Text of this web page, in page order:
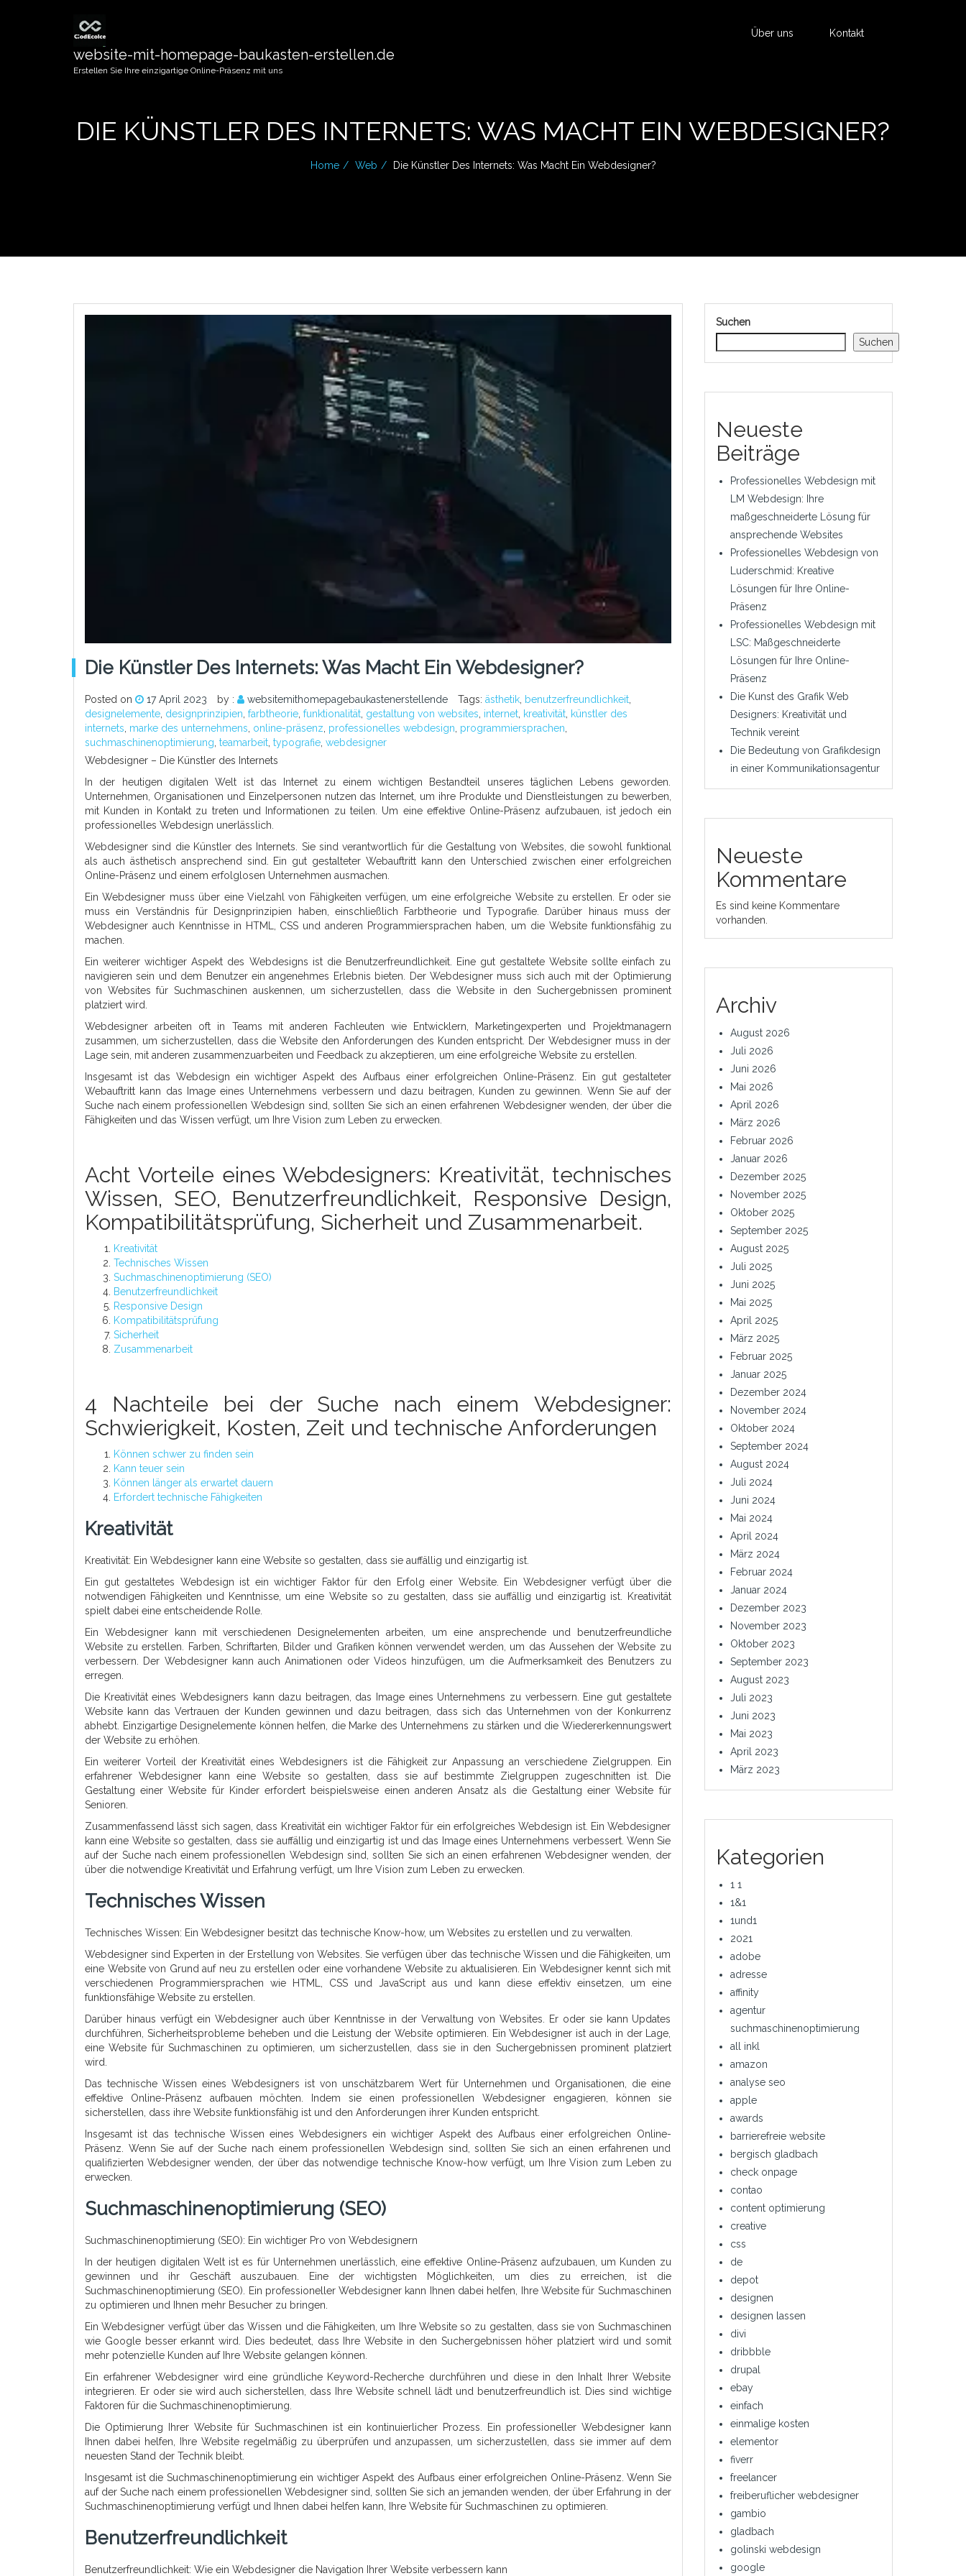
website-mit-homepage-baukasten-erstellen.de
Erstellen Sie Ihre einzigartige Online-Präsenz mit uns
Über uns Kontakt
DIE KÜNSTLER DES INTERNETS: WAS MACHT EIN WEBDESIGNER?
Home Web Die Künstler Des Internets: Was Macht Ein Webdesigner?
Die Künstler Des Internets: Was Macht Ein Webdesigner?
Posted on 17 April 2023 by : websitemithomepagebaukastenerstellende Tags: ästhetik benutzerfreundlichkeit
designelemente designprinzipien farbtheorie funktionalität gestaltung von websites internet kreativität künstler des
internets marke des unternehmens online-präsenz professionelles webdesign programmiersprachen
suchmaschinenoptimierung teamarbeit typografie webdesigner
Webdesigner – Die Künstler des Internets
In der heutigen digitalen Welt ist das Internet zu einem wichtigen Bestandteil unseres täglichen Lebens geworden.
Unternehmen, Organisationen und Einzelpersonen nutzen das Internet, um ihre Produkte und Dienstleistungen zu bewerben,
mit Kunden in Kontakt zu treten und Informationen zu teilen. Um eine effektive Online-Präsenz aufzubauen, ist jedoch ein
professionelles Webdesign unerlässlich.
Webdesigner sind die Künstler des Internets. Sie sind verantwortlich für die Gestaltung von Websites, die sowohl funktional
als auch ästhetisch ansprechend sind. Ein gut gestalteter Webauftritt kann den Unterschied zwischen einer erfolgreichen
Online-Präsenz und einem erfolglosen Unternehmen ausmachen.
Ein Webdesigner muss über eine Vielzahl von Fähigkeiten verfügen, um eine erfolgreiche Website zu erstellen. Er oder sie
muss ein Verständnis für Designprinzipien haben, einschließlich Farbtheorie und Typografie. Darüber hinaus muss der
Webdesigner auch Kenntnisse in HTML, CSS und anderen Programmiersprachen haben, um die Website funktionsfähig zu
machen.
Ein weiterer wichtiger Aspekt des Webdesigns ist die Benutzerfreundlichkeit. Eine gut gestaltete Website sollte einfach zu
navigieren sein und dem Benutzer ein angenehmes Erlebnis bieten. Der Webdesigner muss sich auch mit der Optimierung
von Websites für Suchmaschinen auskennen, um sicherzustellen, dass die Website in den Suchergebnissen prominent
platziert wird.
Webdesigner arbeiten oft in Teams mit anderen Fachleuten wie Entwicklern, Marketingexperten und Projektmanagern
zusammen, um sicherzustellen, dass die Website den Anforderungen des Kunden entspricht. Der Webdesigner muss in der
Lage sein, mit anderen zusammenzuarbeiten und Feedback zu akzeptieren, um eine erfolgreiche Website zu erstellen.
Insgesamt ist das Webdesign ein wichtiger Aspekt des Aufbaus einer erfolgreichen Online-Präsenz. Ein gut gestalteter
Webauftritt kann das Image eines Unternehmens verbessern und dazu beitragen, Kunden zu gewinnen. Wenn Sie auf der
Suche nach einem professionellen Webdesign sind, sollten Sie sich an einen erfahrenen Webdesigner wenden, der über die
Fähigkeiten und das Wissen verfügt, um Ihre Vision zum Leben zu erwecken.
Acht Vorteile eines Webdesigners: Kreativität, technisches
Wissen, SEO, Benutzerfreundlichkeit, Responsive Design,
Kompatibilitätsprüfung, Sicherheit und Zusammenarbeit.
Kreativität
Technisches Wissen
Suchmaschinenoptimierung (SEO)
Benutzerfreundlichkeit
Responsive Design
Kompatibilitätsprüfung
Sicherheit
Zusammenarbeit
4 Nachteile bei der Suche nach einem Webdesigner:
Schwierigkeit, Kosten, Zeit und technische Anforderungen
Können schwer zu finden sein
Kann teuer sein
Können länger als erwartet dauern
Erfordert technische Fähigkeiten
Kreativität
Kreativität: Ein Webdesigner kann eine Website so gestalten, dass sie auffällig und einzigartig ist.
Ein gut gestaltetes Webdesign ist ein wichtiger Faktor für den Erfolg einer Website. Ein Webdesigner verfügt über die
notwendigen Fähigkeiten und Kenntnisse, um eine Website so zu gestalten, dass sie auffällig und einzigartig ist. Kreativität
spielt dabei eine entscheidende Rolle.
Ein Webdesigner kann mit verschiedenen Designelementen arbeiten, um eine ansprechende und benutzerfreundliche
Website zu erstellen. Farben, Schriftarten, Bilder und Grafiken können verwendet werden, um das Aussehen der Website zu
verbessern. Der Webdesigner kann auch Animationen oder Videos hinzufügen, um die Aufmerksamkeit des Benutzers zu
erregen.
Die Kreativität eines Webdesigners kann dazu beitragen, das Image eines Unternehmens zu verbessern. Eine gut gestaltete
Website kann das Vertrauen der Kunden gewinnen und dazu beitragen, dass sich das Unternehmen von der Konkurrenz
abhebt. Einzigartige Designelemente können helfen, die Marke des Unternehmens zu stärken und die Wiedererkennungswert
der Website zu erhöhen.
Ein weiterer Vorteil der Kreativität eines Webdesigners ist die Fähigkeit zur Anpassung an verschiedene Zielgruppen. Ein
erfahrener Webdesigner kann eine Website so gestalten, dass sie auf bestimmte Zielgruppen zugeschnitten ist. Die
Gestaltung einer Website für Kinder erfordert beispielsweise einen anderen Ansatz als die Gestaltung einer Website für
Senioren.
Zusammenfassend lässt sich sagen, dass Kreativität ein wichtiger Faktor für ein erfolgreiches Webdesign ist. Ein Webdesigner
kann eine Website so gestalten, dass sie auffällig und einzigartig ist und das Image eines Unternehmens verbessert. Wenn Sie
auf der Suche nach einem professionellen Webdesign sind, sollten Sie sich an einen erfahrenen Webdesigner wenden, der
über die notwendige Kreativität und Erfahrung verfügt, um Ihre Vision zum Leben zu erwecken.
Technisches Wissen
Technisches Wissen: Ein Webdesigner besitzt das technische Know-how, um Websites zu erstellen und zu verwalten.
Webdesigner sind Experten in der Erstellung von Websites. Sie verfügen über das technische Wissen und die Fähigkeiten, um
eine Website von Grund auf neu zu erstellen oder eine vorhandene Website zu aktualisieren. Ein Webdesigner kennt sich mit
verschiedenen Programmiersprachen wie HTML, CSS und JavaScript aus und kann diese effektiv einsetzen, um eine
funktionsfähige Website zu erstellen.
Darüber hinaus verfügt ein Webdesigner auch über Kenntnisse in der Verwaltung von Websites. Er oder sie kann Updates
durchführen, Sicherheitsprobleme beheben und die Leistung der Website optimieren. Ein Webdesigner ist auch in der Lage,
eine Website für Suchmaschinen zu optimieren, um sicherzustellen, dass sie in den Suchergebnissen prominent platziert
wird.
Das technische Wissen eines Webdesigners ist von unschätzbarem Wert für Unternehmen und Organisationen, die eine
effektive Online-Präsenz aufbauen möchten. Indem sie einen professionellen Webdesigner engagieren, können sie
sicherstellen, dass ihre Website funktionsfähig ist und den Anforderungen ihrer Kunden entspricht.
Insgesamt ist das technische Wissen eines Webdesigners ein wichtiger Aspekt des Aufbaus einer erfolgreichen Online-
Präsenz. Wenn Sie auf der Suche nach einem professionellen Webdesign sind, sollten Sie sich an einen erfahrenen und
qualifizierten Webdesigner wenden, der über das notwendige technische Know-how verfügt, um Ihre Vision zum Leben zu
erwecken.
Suchmaschinenoptimierung (SEO)
Suchmaschinenoptimierung (SEO): Ein wichtiger Pro von Webdesignern
In der heutigen digitalen Welt ist es für Unternehmen unerlässlich, eine effektive Online-Präsenz aufzubauen, um Kunden zu
gewinnen und ihr Geschäft auszubauen. Eine der wichtigsten Möglichkeiten, um dies zu erreichen, ist die
Suchmaschinenoptimierung (SEO). Ein professioneller Webdesigner kann Ihnen dabei helfen, Ihre Website für Suchmaschinen
zu optimieren und Ihnen mehr Besucher zu bringen.
Ein Webdesigner verfügt über das Wissen und die Fähigkeiten, um Ihre Website so zu gestalten, dass sie von Suchmaschinen
wie Google besser erkannt wird. Dies bedeutet, dass Ihre Website in den Suchergebnissen höher platziert wird und somit
mehr potenzielle Kunden auf Ihre Website gelangen können.
Ein erfahrener Webdesigner wird eine gründliche Keyword-Recherche durchführen und diese in den Inhalt Ihrer Website
integrieren. Er oder sie wird auch sicherstellen, dass Ihre Website schnell lädt und benutzerfreundlich ist. Dies sind wichtige
Faktoren für die Suchmaschinenoptimierung.
Die Optimierung Ihrer Website für Suchmaschinen ist ein kontinuierlicher Prozess. Ein professioneller Webdesigner kann
Ihnen dabei helfen, Ihre Website regelmäßig zu überprüfen und anzupassen, um sicherzustellen, dass sie immer auf dem
neuesten Stand der Technik bleibt.
Insgesamt ist die Suchmaschinenoptimierung ein wichtiger Aspekt des Aufbaus einer erfolgreichen Online-Präsenz. Wenn Sie
auf der Suche nach einem professionellen Webdesigner sind, sollten Sie sich an jemanden wenden, der über Erfahrung in der
Suchmaschinenoptimierung verfügt und Ihnen dabei helfen kann, Ihre Website für Suchmaschinen zu optimieren.
Benutzerfreundlichkeit
Benutzerfreundlichkeit: Wie ein Webdesigner die Navigation Ihrer Website verbessern kann
Suchen
Suchen
Neueste
Beiträge
Professionelles Webdesign mit
LM Webdesign: Ihre
maßgeschneiderte Lösung für
ansprechende Websites
Professionelles Webdesign von
Luderschmid: Kreative
Lösungen für Ihre Online-
Präsenz
Professionelles Webdesign mit
LSC: Maßgeschneiderte
Lösungen für Ihre Online-
Präsenz
Die Kunst des Grafik Web
Designers: Kreativität und
Technik vereint
Die Bedeutung von Grafikdesign
in einer Kommunikationsagentur
Neueste
Kommentare
Es sind keine Kommentare
vorhanden.
Archiv
August 2026
Juli 2026
Juni 2026
Mai 2026
April 2026
März 2026
Februar 2026
Januar 2026
Dezember 2025
November 2025
Oktober 2025
September 2025
August 2025
Juli 2025
Juni 2025
Mai 2025
April 2025
März 2025
Februar 2025
Januar 2025
Dezember 2024
November 2024
Oktober 2024
September 2024
August 2024
Juli 2024
Juni 2024
Mai 2024
April 2024
März 2024
Februar 2024
Januar 2024
Dezember 2023
November 2023
Oktober 2023
September 2023
August 2023
Juli 2023
Juni 2023
Mai 2023
April 2023
März 2023
Kategorien
1 1
1&1
1und1
2021
adobe
adresse
affinity
agentur
suchmaschinenoptimierung
all inkl
amazon
analyse seo
apple
awards
barrierefreie website
bergisch gladbach
check onpage
contao
content optimierung
creative
css
de
depot
designen
designen lassen
divi
dribbble
drupal
ebay
einfach
einmalige kosten
elementor
fiverr
freelancer
freiberuflicher webdesigner
gambio
gladbach
golinski webdesign
google